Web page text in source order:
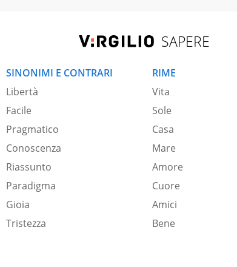
SAPERE
SINONIMI E CONTRARI
Libertà
Facile
Pragmatico
Conoscenza
Riassunto
Paradigma
Gioia
Tristezza
RIME
Vita
Sole
Casa
Mare
Amore
Cuore
Amici
Bene